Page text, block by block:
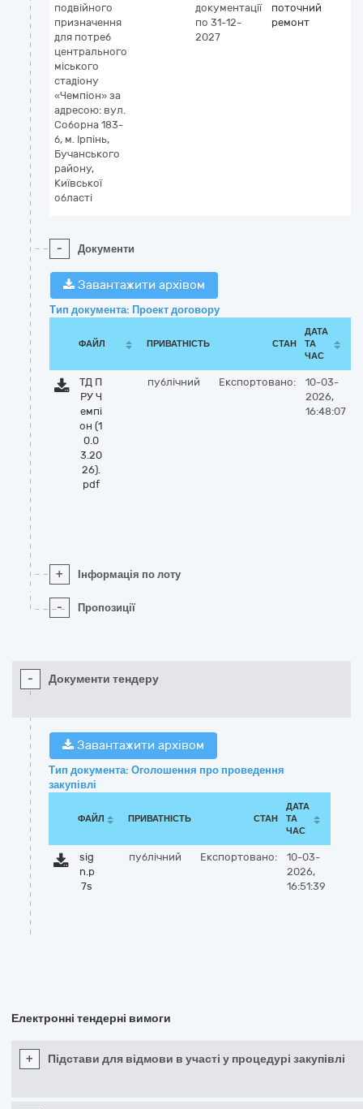
подвійного
призначення
для потреб
центрального
міського
стадіону
«Чемпіон» за
адресою: вул.
Соборна 183-
б, м. Ірпінь,
Бучанського
району,
Київської
області
документації
по 31-12-
2027
поточний
ремонт
- Документи
Завантажити архівом
Тип документа: Проект договору
ФАЙЛ ПРИВАТНІСТЬ СТАН
ДАТА
ТА
ЧАС
ТД П
РУ Ч
емпі
он (1
0.0
3.20
26).
pdf
публічний Експортовано:
10-03-
2026,
16:48:07
+ Інформація по лоту
- Пропозиції
- Документи тендеру
Завантажити архівом
Тип документа: Оголошення про проведення
закупівлі
ФАЙЛ ПРИВАТНІСТЬ СТАН
ДАТА
ТА
ЧАС
sig
n.p
7s
публічний Експортовано:
10-03-
2026,
16:51:39
Електронні тендерні вимоги
+ Підстави для відмови в участі у процедурі закупівлі